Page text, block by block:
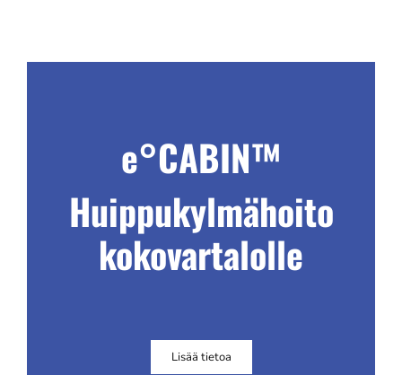
e°CABIN™
Huippukylmähoito
kokovartalolle
Lisää tietoa